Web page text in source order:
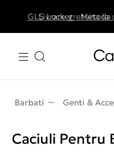
Livrare gratuita la
GLS Locker -
Barbati Genti &
Caciuli Pentru